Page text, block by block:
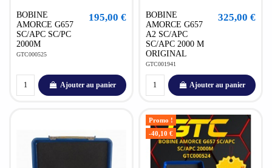
BOBINE
AMORCE G657
SC/APC SC/PC
2000M
GTC000525
195,00 €
Ajouter au panier
BOBINE
AMORCE G657
A2 SC/APC
SC/APC 2000 M
ORIGINAL
GTC001941
325,00 €
Ajouter au panier
Promo !
-40,10 €